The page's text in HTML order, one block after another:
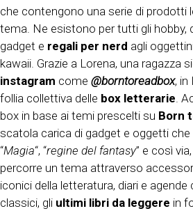
che contengono una serie di prodotti
tema. Ne esistono per tutti gli hobby,
gadget e regali per nerd agli
kawaii. Grazie a Lorena, una ragazza
instagram come @borntoreadbox, in
follia collettiva delle box letterarie.
box in base ai temi prescelti su Born
scatola carica di gadget e oggetti
“Magia“, “regine del fantasy” e così
percorre un tema attraverso
iconici della letteratura, diari e
classici, gli ultimi libri da leggere in